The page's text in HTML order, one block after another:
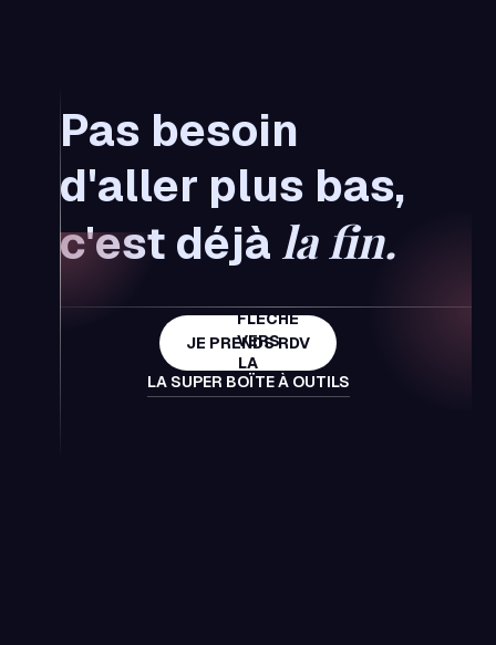
Pas besoin
d'aller plus bas,
c'est déjà la fin.
JE PRENDS RDV
LA SUPER BOÏTE À OUTILS